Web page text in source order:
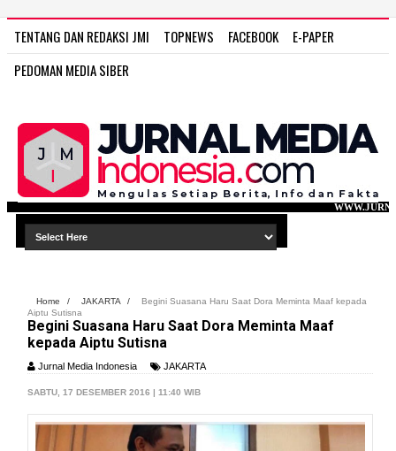
TENTANG DAN REDAKSI JMI TOPNEWS FACEBOOK
E-PAPER
PEDOMAN MEDIA SIBER
WWW.JURNAL MEDIA
Home / JAKARTA /
Begini Suasana Haru Saat Dora Meminta Maaf kepada
Aiptu Sutisna
Begini Suasana Haru Saat Dora Meminta Maaf
kepada Aiptu Sutisna
Jurnal Media Indonesia JAKARTA
SABTU, 17 DESEMBER 2016 | 11:40 WIB